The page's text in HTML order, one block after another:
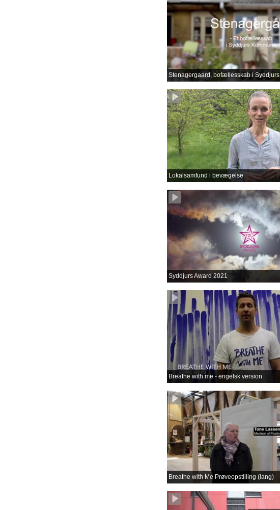
Stenagergaard, bofællesskab i Syddjurs
Lokalsamfund i bevægelse
Syddjurs Award 2021
Breathe with me - engelsk version
Breathe with Me Prøveopstilling (lang)